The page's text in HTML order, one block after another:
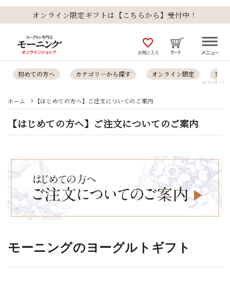
オンライン限定ギフトは【こちらから】受付中！
favorite_outline
お気に入り
初めての方へ カテゴリ―から探す オンライン限定 定番
scroll →
ホーム 【はじめての方へ】ご注文についてのご案内
【はじめての方へ】ご注文についてのご案内
モーニングのヨーグルトギフト